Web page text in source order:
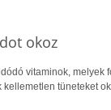
okoz
vitaminok, melyek
tüneteket